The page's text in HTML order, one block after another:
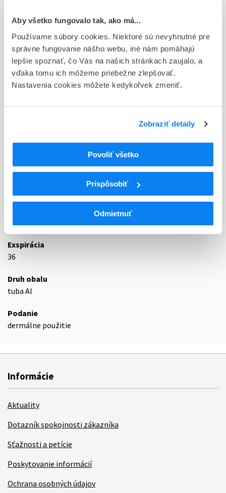
Aby všetko fungovalo tak, ako má...
Používame súbory cookies. Niektoré sú nevyhnutné pre
správne fungovanie nášho webu, iné nám pomáhajú
lepšie spoznať, čo Vás na našich stránkach zaujalo, a
vďaka tomu ich môžeme priebežne zlepšovať.
Nastavenia cookies môžete kedykoľvek zmeniť.
Zobraziť detaily
Povoliť všetko
Prispôsobiť
Odmietnuť
D - Registrácia bez obmedzenia platnosti
Typ registračnej procedúry
Vzájomné uznávanie (mutual recognition proc.)
Držiteľ, krajina
D08
ANTISEPTIKÁ A DEZINFICIENCIÁ
ANTISEPTIKÁ A DEZINFICIENCIÁ
D08AX
Iné antiseptiká a dezinficienciá
Podrobnosti o lieku
Exspirácia
36
Druh obalu
tuba Al
Podanie
dermálne použitie
Informácie
Aktuality
Dotazník spokojnosti zákazníka
Sťažnosti a petície
Poskytovanie informácií
Ochrana osobných údajov